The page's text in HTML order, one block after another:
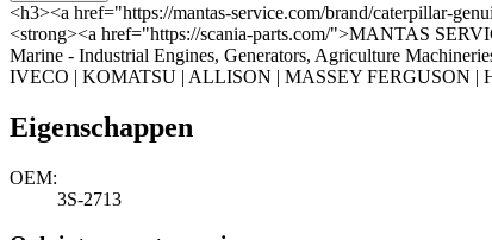
<h3><a href="https://mantas-service.com/brand/caterpillar-
<strong><a href="https://scania-parts.com/">MANTAS
Marine - Industrial Engines, Generators, Agriculture
IVECO | KOMATSU | ALLISON | MASSEY FERGUSON |
Eigenschappen
OEM:
3S-2713